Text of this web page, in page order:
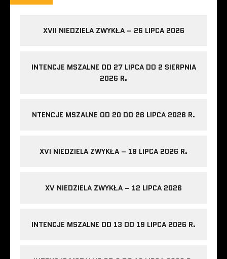
XVII NIEDZIELA ZWYKŁA – 26 LIPCA 2026
INTENCJE MSZALNE OD 27 LIPCA DO 2 SIERPNIA
2026 R.
NTENCJE MSZALNE OD 20 DO 26 LIPCA 2026 R.
XVI NIEDZIELA ZWYKŁA – 19 LIPCA 2026 R.
XV NIEDZIELA ZWYKŁA – 12 LIPCA 2026
INTENCJE MSZALNE OD 13 DO 19 LIPCA 2026 R.